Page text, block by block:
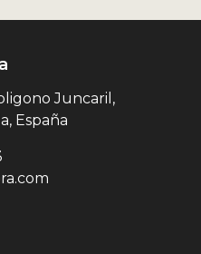
Juncaril,
España